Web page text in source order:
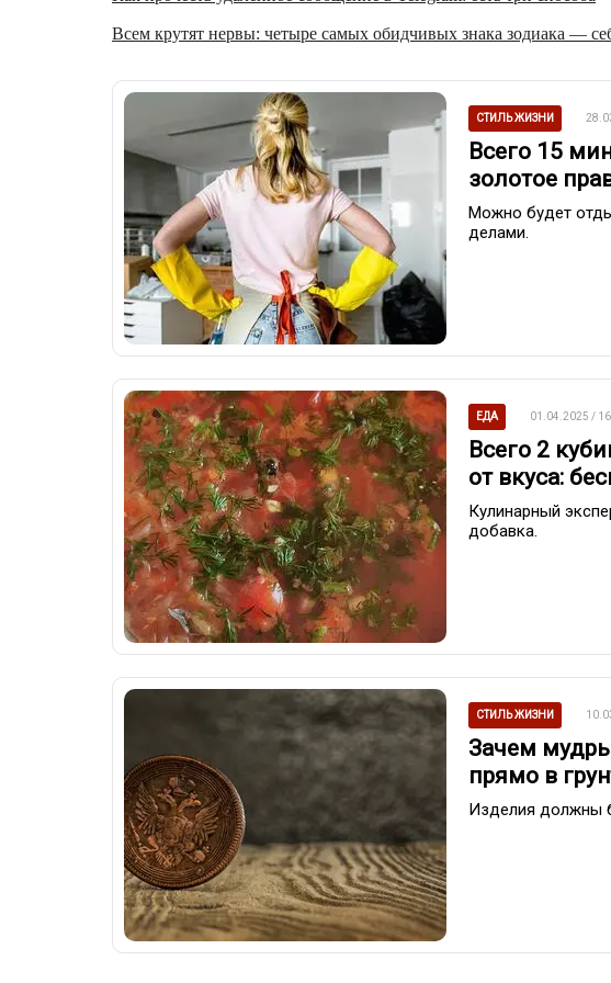
Всем крутят нервы: четыре самых обидчивых знака зодиака —
СТИЛЬ ЖИЗНИ
Всего 15
золотое
Можно будет
делами.
ЕДА 01.04.2025 /
Всего 2
от вкуса:
Кулинарный
добавка.
СТИЛЬ ЖИЗНИ
Зачем
прямо в
Изделия должны